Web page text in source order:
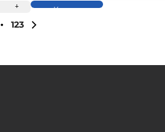
+ Купить
123